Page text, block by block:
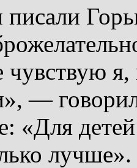
чувствую
—
«Для
лучше».